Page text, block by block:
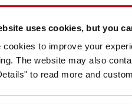
uses cookies, but you
cookies to improve your
The website may also
to read more and
müssen die Lithium-Ionen-
zwei Mal pro Schicht. Das
rechtzeitig zur Ladestation zu
einstecken, wenn wir Pause
„Meiner Meinung nach sind
Arbeiten mit diesen
müssen uns keine Gedanken